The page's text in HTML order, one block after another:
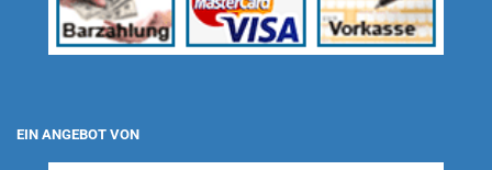
EIN ANGEBOT VON